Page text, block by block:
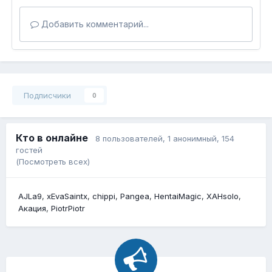
Добавить комментарий...
Подписчики 0
Кто в онлайне 8 пользователей, 1 анонимный, 154
гостей
(Посмотреть всех)
AJLa9 xEvaSaintx chippi Pangea HentaiMagic XAHsolo
Акация PiotrPiotr